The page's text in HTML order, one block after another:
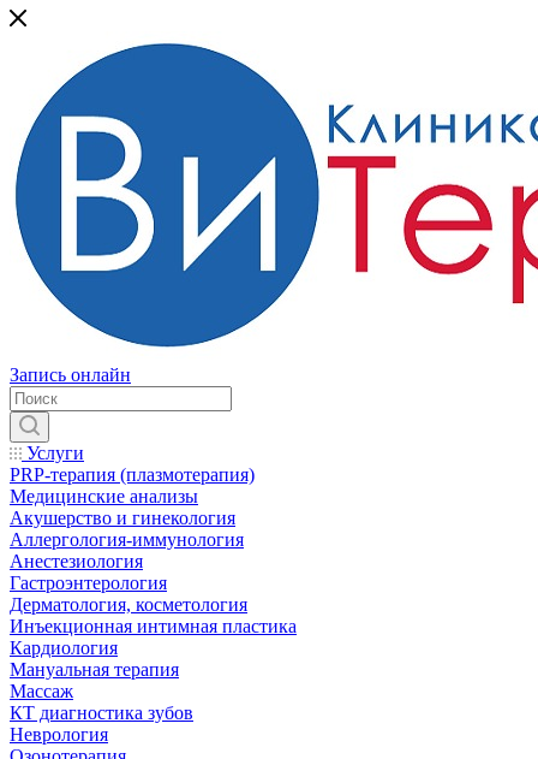
Запись онлайн
Услуги
PRP-терапия (плазмотерапия)
Медицинские анализы
Акушерство и гинекология
Аллергология-иммунология
Анестезиология
Гастроэнтерология
Дерматология, косметология
Инъекционная интимная пластика
Кардиология
Мануальная терапия
Массаж
КТ диагностика зубов
Неврология